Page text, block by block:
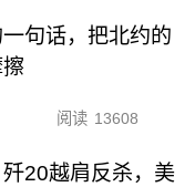
句话，把北约的
阅读 13608
20越肩反杀，美